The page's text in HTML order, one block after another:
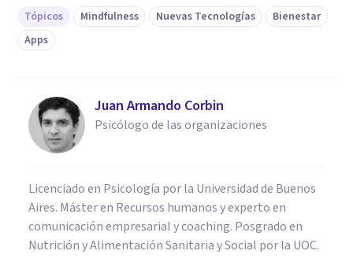
Tópicos Mindfulness Nuevas Tecnologías
Bienestar
Apps
Juan Armando Corbin
Psicólogo de las organizaciones
Licenciado en Psicología por la Universidad de Buenos
Aires. Máster en Recursos humanos y experto en
comunicación empresarial y coaching. Posgrado en
Nutrición y Alimentación Sanitaria y Social por la UOC.